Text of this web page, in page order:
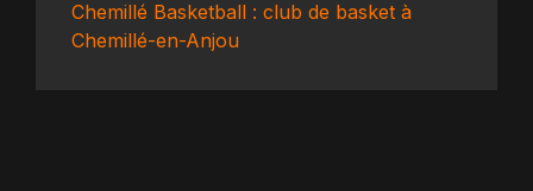
Chemillé Basketball : club de basket à
Chemillé-en-Anjou